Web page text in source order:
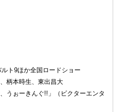
ト9ほか全国ロードショー
柄本時生、東出昌大
うぉーきんぐ!!」（ビクターエンタ